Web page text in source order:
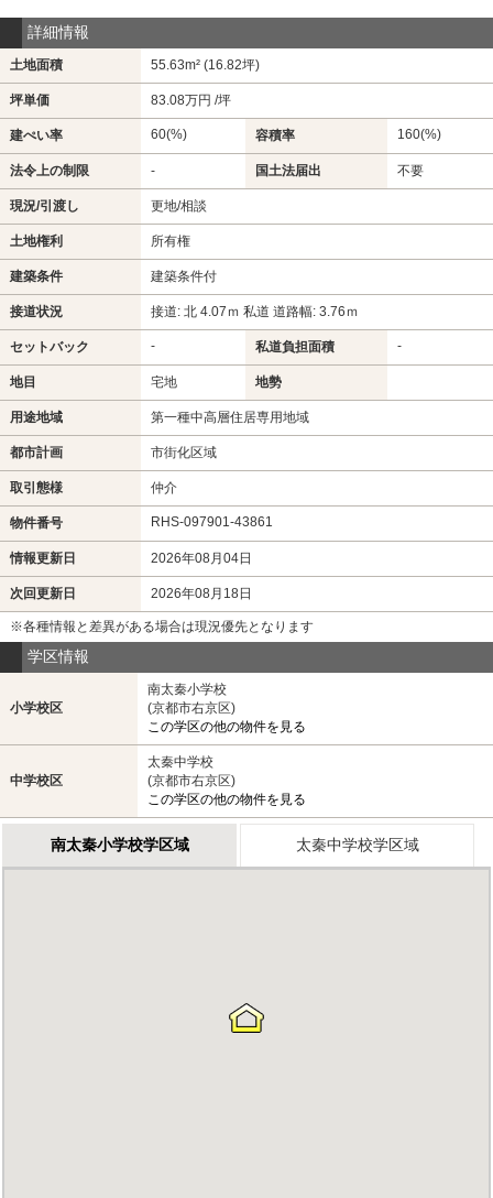
詳細情報
土地面積 55.63m² (16.82坪)
坪単価 83.08万円 /坪
建ぺい率 60(%) 容積率 160(%)
法令上の制限 - 国土法届出 不要
現況/引渡し 更地/相談
土地権利 所有権
建築条件 建築条件付
接道状況 接道: 北 4.07ｍ 私道 道路幅: 3.76ｍ
セットバック - 私道負担面積 -
地目 宅地 地勢
用途地域 第一種中高層住居専用地域
都市計画 市街化区域
取引態様 仲介
物件番号 RHS-097901-43861
情報更新日 2026年08月04日
次回更新日 2026年08月18日
※各種情報と差異がある場合は現況優先となります
学区情報
小学校区
南太秦小学校
(京都市右京区)
この学区の他の物件を見る
中学校区
太秦中学校
(京都市右京区)
この学区の他の物件を見る
南太秦小学校学区域 太秦中学校学区域